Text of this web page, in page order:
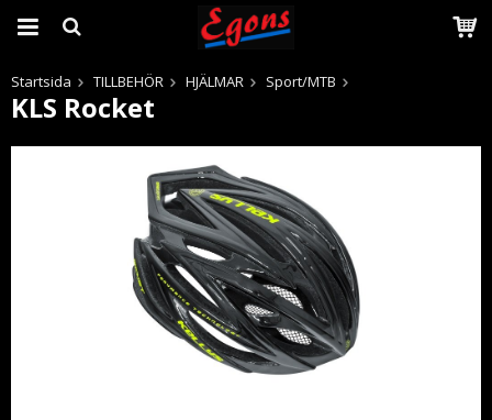
Produkten har blivit tillagd i varukorgen
Startsida TILLBEHÖR HJÄLMAR Sport/MTB
KLS Rocket